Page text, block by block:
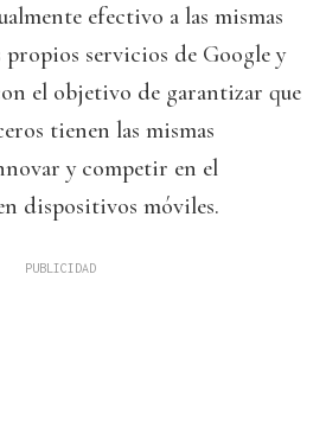
efectivo a las mismas
propios servicios de Google y
el objetivo de garantizar que
tienen las mismas
y competir en el
dispositivos móviles.